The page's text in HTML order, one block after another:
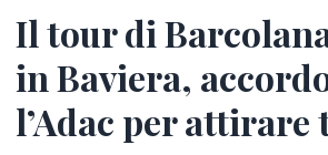
Il tour di
in Baviera,
l’Adac per